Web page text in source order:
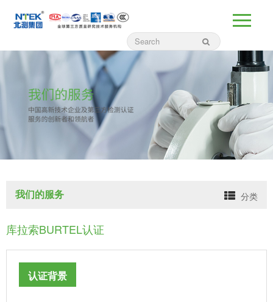
我们的服务 分类
库拉索BURTEL认证
认证背景